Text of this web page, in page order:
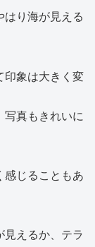
はり海が見える
印象は大きく変
、写真もきれいに
感じることもあ
見えるか、テラ